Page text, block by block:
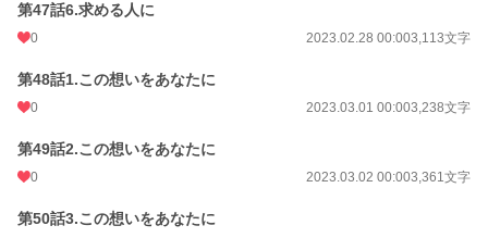
第47話6.求める人に
0 2023.02.28 00:003,113文字
第48話1.この想いをあなたに
0 2023.03.01 00:003,238文字
第49話2.この想いをあなたに
0 2023.03.02 00:003,361文字
第50話3.この想いをあなたに